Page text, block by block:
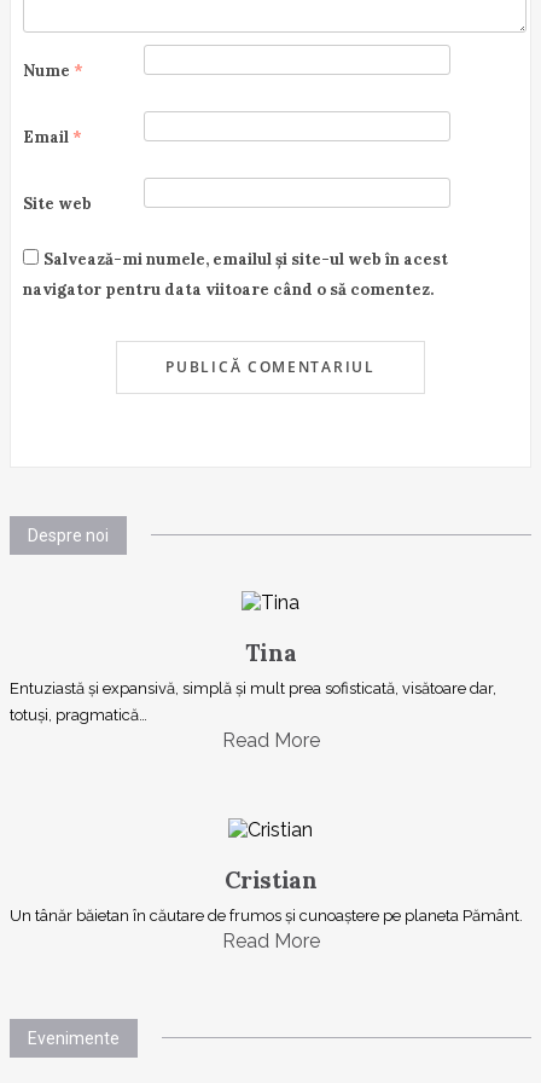
Nume *
Email *
Site web
Salvează-mi numele, emailul și site-ul web în acest
navigator pentru data viitoare când o să comentez.
Despre noi
Tina
Entuziastă şi expansivă, simplă şi mult prea sofisticată, visătoare dar,
totuşi, pragmatică…
Read More
Cristian
Un tânăr băietan în căutare de frumos și cunoaștere pe planeta Pământ.
Read More
Evenimente